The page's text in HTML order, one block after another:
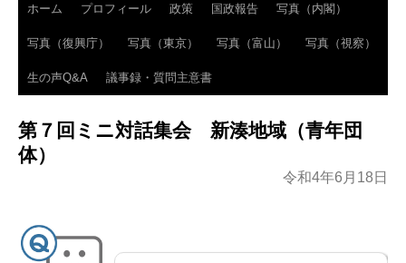
コ
ン
テ
ツ
キ
ホーム プロフィール 政策 国政報告 写真（内閣）
写真（復興庁） 写真（東京） 写真（富山） 写真（視察）
生の声Q&A 議事録・質問主意書
第７回ミニ対話集会 新湊地域（青年団
体）
令和4年6月18日